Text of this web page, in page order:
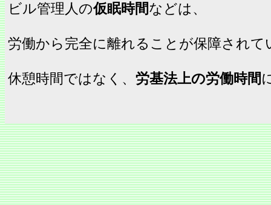
ビル管理人の仮眠時間などは、
労働から完全に離れることが保障されて
休憩時間ではなく、 労基法上の労働時間